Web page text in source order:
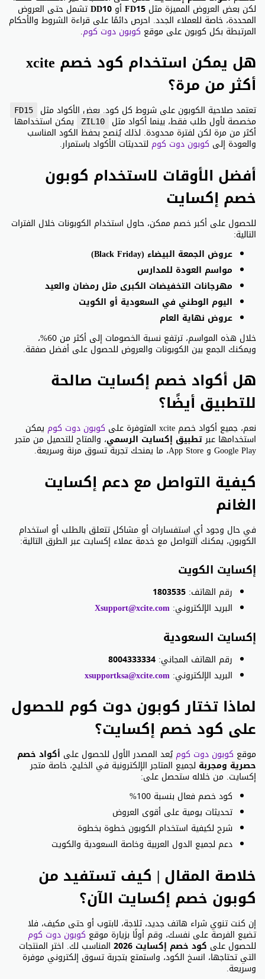
لكن بعض العروض المميزة مثل FD15أو DD10تشمل حتى العروض
المحددة، خاصة للعملاء الجدد. احرص دائمًا على قراءة الشروط والأحكام
المرتبطة بكل كوبون على موقع كوبون دوت كوم.
هل يمكن استخدام كود خصم xcite
أكثر من مرة؟
تعتمد صلاحية الكوبون على شروط كل كود. بعض الأكواد مثل FD15
مخصصة لأول طلب فقط، بينما أكواد مثل ZIL10 يمكن استخدامها
أكثر من مرة لكن لفترة محدودة. لذلك يُنصح بحفظ الكود المناسب
والعودة إلى كوبون دوت كوم لتحديثات الأكواد باستمرار.
أفضل الأوقات لاستخدام كوبون
خصم إكسايت
للحصول على أكبر خصم ممكن، حاول استخدام الكوبونات خلال الفترات
التالية:
عروض الجمعة البيضاء (Black Friday)
مواسم العودة للمدارس
مهرجانات التخفيضات الكبرى مثل رمضان والعيد
اليوم الوطني في السعودية أو الكويت
عروض نهاية العام
خلال هذه المواسم، ترتفع نسبة الخصومات إلى أكثر من 60%،
ويمكنك الجمع بين الكوبونات والعروض للحصول على أفضل صفقة.
هل أكواد خصم إكسايت صالحة
للتطبيق أيضًا؟
نعم، جميع أكواد خصم xcite المتوفرة على كوبون دوت كوم يمكن
استخدامها عبرتطبيق إكسايت الرسمي، والمتاح للتحميل من متجر
Google Play و App Store، ما يمنحك تجربة تسوق مرنة وسريعة.
كيفية التواصل مع دعم إكسايت
الغانم
في حال وجود أي استفسارات أو مشاكل تتعلق بالطلب أو استخدام
الكوبون، يمكنك التواصل مع خدمة عملاء إكسايت عبر الطرق التالية:
إكسايت الكويت
رقم الهاتف: 1803535
البريد الإلكتروني: Xsupport@xcite.com
إكسايت السعودية
رقم الهاتف المجاني: 8004333334
البريد الإلكتروني: xsupportksa@xcite.com
لماذا تختار كوبون دوت كوم للحصول
على كود خصم إكسايت؟
موقع كوبون دوت كوم يُعد المصدر الأول للحصول على أكواد خصم
حصرية ومجربة لجميع المتاجر الإلكترونية في الخليج، خاصة متجر
إكسايت. من خلاله ستحصل على:
كود خصم فعال بنسبة 100%
تحديثات يومية على أقوى العروض
شرح لكيفية استخدام الكوبون خطوة بخطوة
دعم لجميع الدول العربية وخاصة السعودية والكويت
خلاصة المقال | كيف تستفيد من
كوبون خصم إكسايت الآن؟
إن كنت تنوي شراء هاتف جديد، ثلاجة، لابتوب أو حتى مكيف، فلا
تضيع الفرصة على نفسك، وقم أولًا بزيارة موقع كوبون دوت كوم
للحصول على كود خصم إكسايت 2026 المناسب لك. اختر المنتجات
التي تحتاجها، انسخ الكود، واستمتع بتجربة تسوق إلكتروني موفرة
وسريعة.